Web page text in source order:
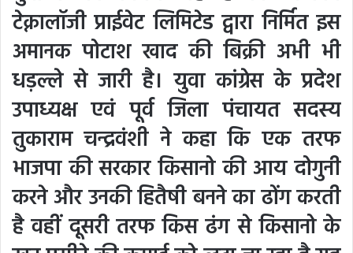
टेक्नालॉजी प्राईवेट लिमिटेड द्वारा निर्मित इस
अमानक पोटाश खाद की बिक्री अभी भी
धड़ल्ले से जारी है। युवा कांग्रेस के प्रदेश
उपाध्यक्ष एवं पूर्व जिला पंचायत सदस्य
तुकाराम चन्द्रवंशी ने कहा कि एक तरफ
भाजपा की सरकार किसानो की आय दोगुनी
करने और उनकी हितैषी बनने का ढोंग करती
है वहीं दूसरी तरफ किस ढंग से किसानो के